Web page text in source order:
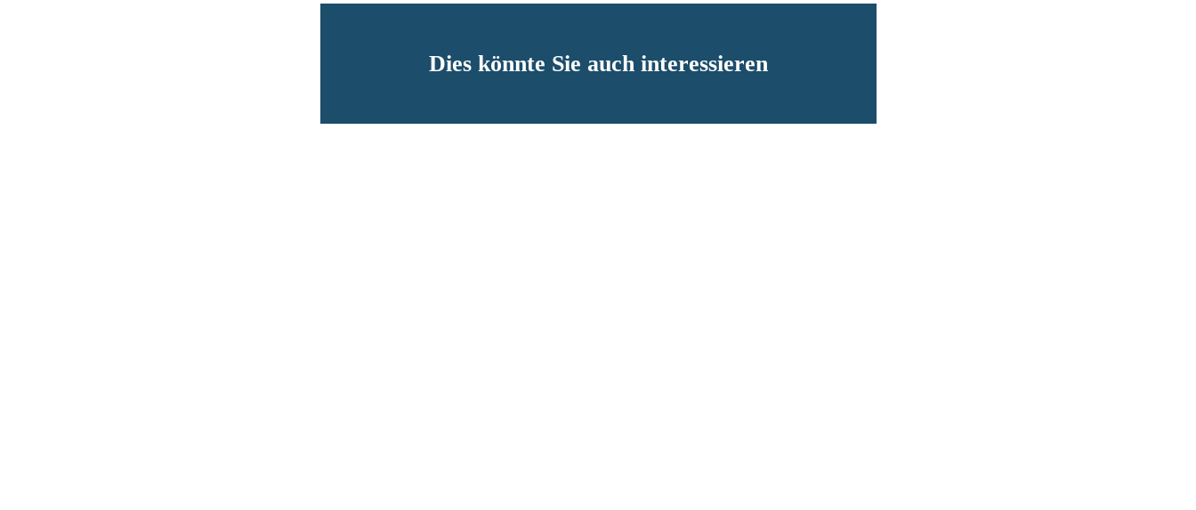
Dies könnte Sie auch interessieren